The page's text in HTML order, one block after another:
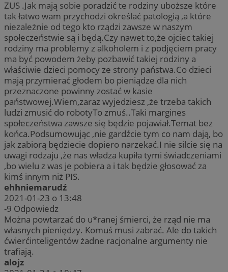
ZUS .Jak mają sobie poradzić te rodziny uboższe które
tak łatwo wam przychodzi określać patologią ,a które
niezależnie od tego kto rządzi zawsze w naszym
społeczeństwie są i będą.Czy nawet to,że ojciec takiej
rodziny ma problemy z alkoholem i z podjęciem pracy
ma być powodem żeby pozbawić takiej rodziny a
właściwie dzieci pomocy ze strony państwa.Co dzieci
mają przymierać głodem bo pieniądze dla nich
przeznaczone powinny zostać w kasie
państwowej.Wiem,zaraz wyjedziesz ,że trzeba takich
ludzi zmusić do robotyTo zmuś..Taki margines
społeczeństwa zawsze się będzie pojawiał.Temat bez
końca.Podsumowując ,nie gardźcie tym co nam dają, bo
jak zabiorą będziecie dopiero narzekać.I nie silcie się na
uwagi rodzaju ,że nas władza kupiła tymi świadczeniami
,bo wielu z was je pobiera a i tak będzie głosować za
kimś innym niż PIS.
ehhniemarudź
2021-01-23 o 13:48
-9 Odpowiedz
Można powtarzać do u*ranej śmierci, że rząd nie ma
własnych pieniędzy. Komuś musi zabrać. Ale do takich
ćwierćinteligentów żadne racjonalne argumenty nie
trafiają.
alojz